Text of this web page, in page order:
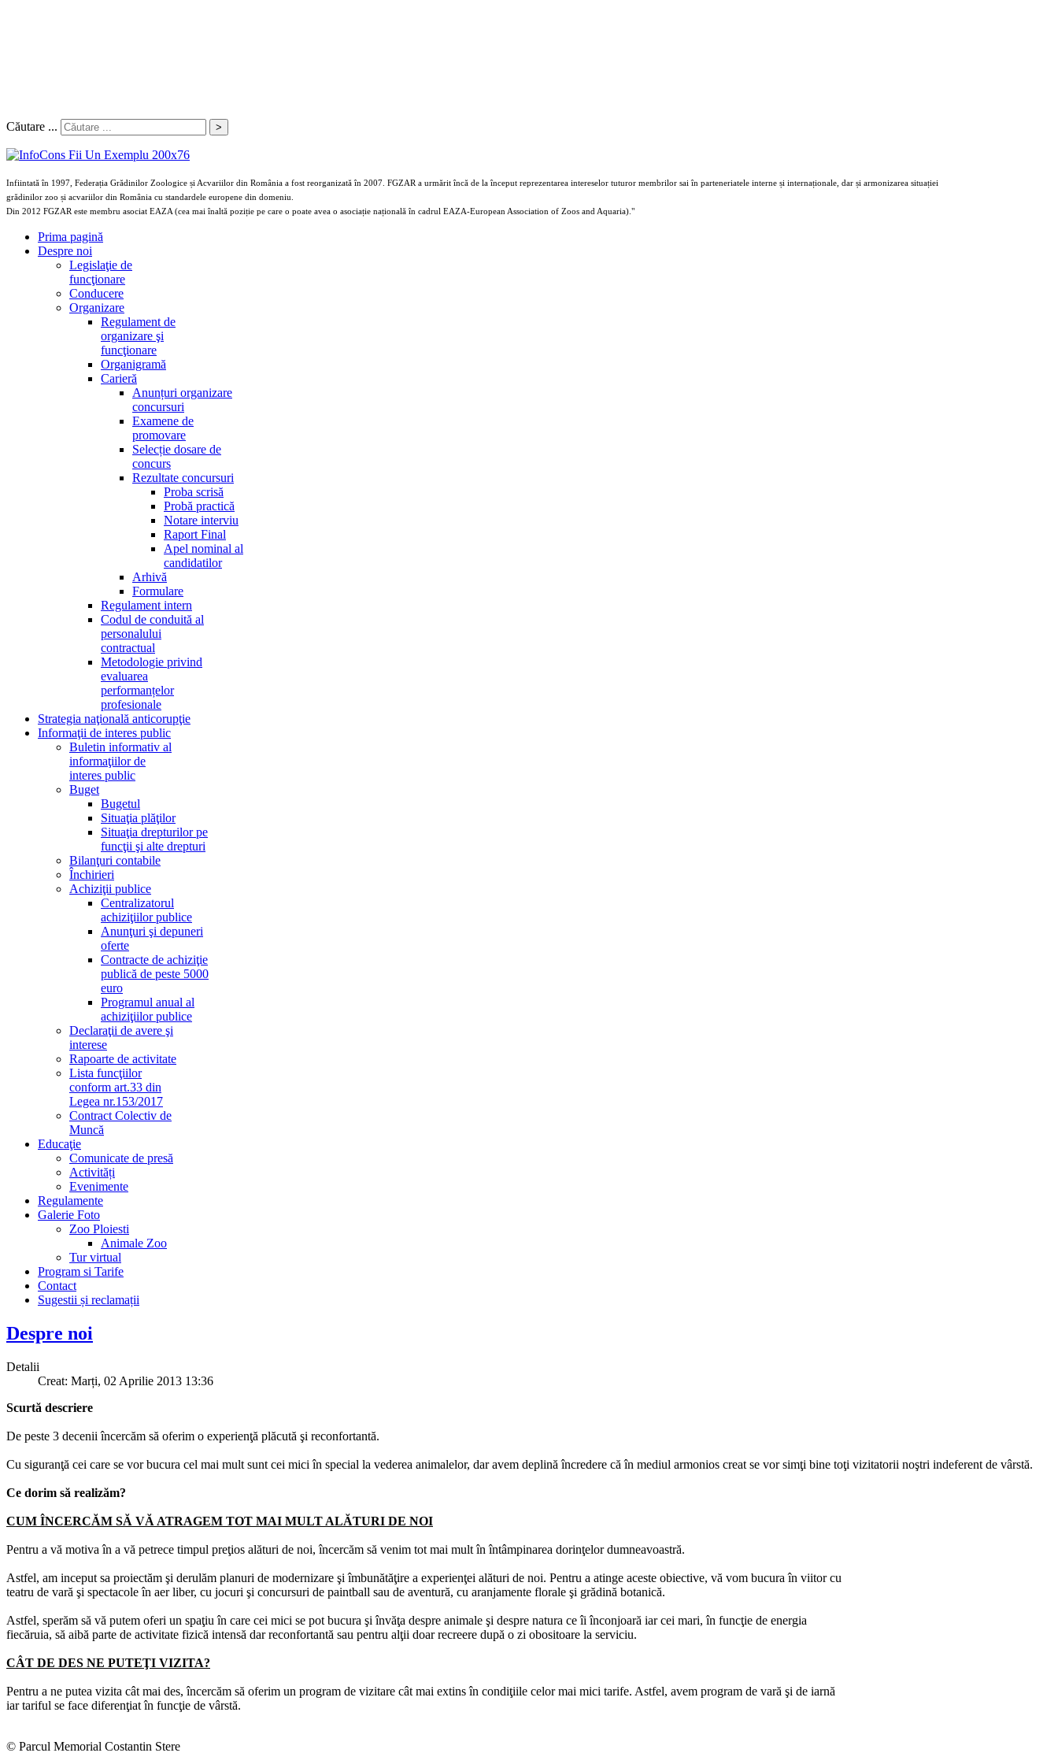
Căutare ... >
Infiintată în 1997, Federația Grădinilor Zoologice și Acvariilor din România a fost reorganizată în 2007. FGZAR a urmărit încă de la început reprezentarea intereselor tuturor membrilor sai în parteneriatele interne și internaționale, dar și armonizarea situației
grădinilor zoo și acvariilor din România cu standardele europene din domeniu.
Din 2012 FGZAR este membru asociat EAZA (cea mai înaltă poziție pe care o poate avea o asociație națională în cadrul EAZA-European Association of Zoos and Aquaria)."
Prima pagină
Despre noi
Legislaţie de
funcţionare
Conducere
Organizare
Regulament de
organizare şi
funcţionare
Organigramă
Carieră
Anunțuri organizare
concursuri
Examene de
promovare
Selecție dosare de
concurs
Rezultate concursuri
Proba scrisă
Probă practică
Notare interviu
Raport Final
Apel nominal al
candidatilor
Arhivă
Formulare
Regulament intern
Codul de conduită al
personalului
contractual
Metodologie privind
evaluarea
performanțelor
profesionale
Strategia naţională anticorupţie
Informaţii de interes public
Buletin informativ al
informaţiilor de
interes public
Buget
Bugetul
Situaţia plăţilor
Situaţia drepturilor pe
funcţii şi alte drepturi
Bilanţuri contabile
Închirieri
Achiziţii publice
Centralizatorul
achiziţiilor publice
Anunţuri şi depuneri
oferte
Contracte de achiziţie
publică de peste 5000
euro
Programul anual al
achiziţiilor publice
Declaraţii de avere şi
interese
Rapoarte de activitate
Lista funcţiilor
conform art.33 din
Legea nr.153/2017
Contract Colectiv de
Muncă
Educaţie
Comunicate de presă
Activități
Evenimente
Regulamente
Galerie Foto
Zoo Ploiesti
Animale Zoo
Tur virtual
Program si Tarife
Contact
Sugestii și reclamații
Despre noi
Detalii
Creat: Marți, 02 Aprilie 2013 13:36
Scurtă descriere
De peste 3 decenii încercăm să oferim o experienţă plăcută şi reconfortantă.
Cu siguranţă cei care se vor bucura cel mai mult sunt cei mici în special la vederea animalelor, dar avem deplină încredere că în mediul armonios creat se vor simţi bine toţi vizitatorii noştri indeferent de vârstă.
Ce dorim să realizăm?
CUM ÎNCERCĂM SĂ VĂ ATRAGEM TOT MAI MULT ALĂTURI DE NOI
Pentru a vă motiva în a vă petrece timpul preţios alături de noi, încercăm să venim tot mai mult în întâmpinarea dorinţelor dumneavoastră.
Astfel, am inceput sa proiectăm şi derulăm planuri de modernizare şi îmbunătăţire a experienţei alături de noi. Pentru a atinge aceste obiective, vă vom bucura în viitor cu
teatru de vară şi spectacole în aer liber, cu jocuri şi concursuri de paintball sau de aventură, cu aranjamente florale şi grădină botanică.
Astfel, sperăm să vă putem oferi un spaţiu în care cei mici se pot bucura şi învăţa despre animale şi despre natura ce îi înconjoară iar cei mari, în funcţie de energia
fiecăruia, să aibă parte de activitate fizică intensă dar reconfortantă sau pentru alţii doar recreere după o zi obositoare la serviciu.
CÂT DE DES NE PUTEŢI VIZITA?
Pentru a ne putea vizita cât mai des, încercăm să oferim un program de vizitare cât mai extins în condiţiile celor mai mici tarife. Astfel, avem program de vară şi de iarnă
iar tariful se face diferenţiat în funcţie de vârstă.
© Parcul Memorial Costantin Stere